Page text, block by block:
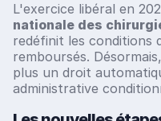
L'exercice libéral en
nationale des
redéfinit les conditions
remboursés.
plus un droit
administrative